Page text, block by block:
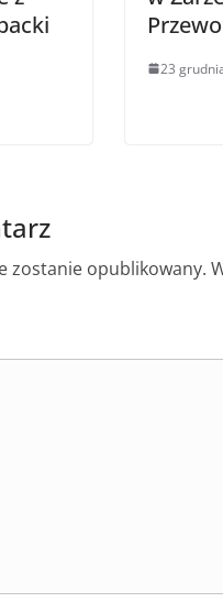
23
zostanie opublikowany.